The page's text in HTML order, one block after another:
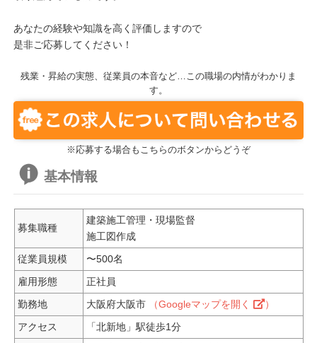
あなたの経験や知識を高く評価しますので
是非ご応募してください！
残業・昇給の実態、従業員の本音など…この職場の内情がわかりま
す。
※応募する場合もこちらのボタンからどうぞ
基本情報
募集職種
建築施工管理・現場監督
施工図作成
従業員規模
〜500名
雇用形態
正社員
勤務地
大阪府大阪市 （Googleマップを開く
）
アクセス
「北新地」駅徒歩1分